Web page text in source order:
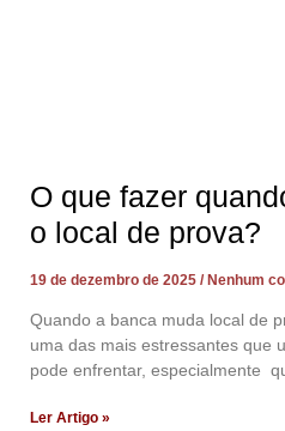
O que fazer
o local de prova?
19 de dezembro de 2025 Nenhum
Quando a banca muda local de
uma das mais estressantes que
pode enfrentar, especialmente
Ler Artigo »